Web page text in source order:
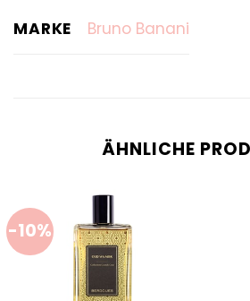
MARKE Bruno Banani
ÄHNLICHE
-10%